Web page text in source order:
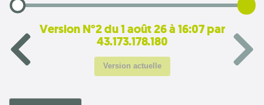
Version N°2 du 1 août 26 à 16:07 par
43.173.178.180
Version actuelle